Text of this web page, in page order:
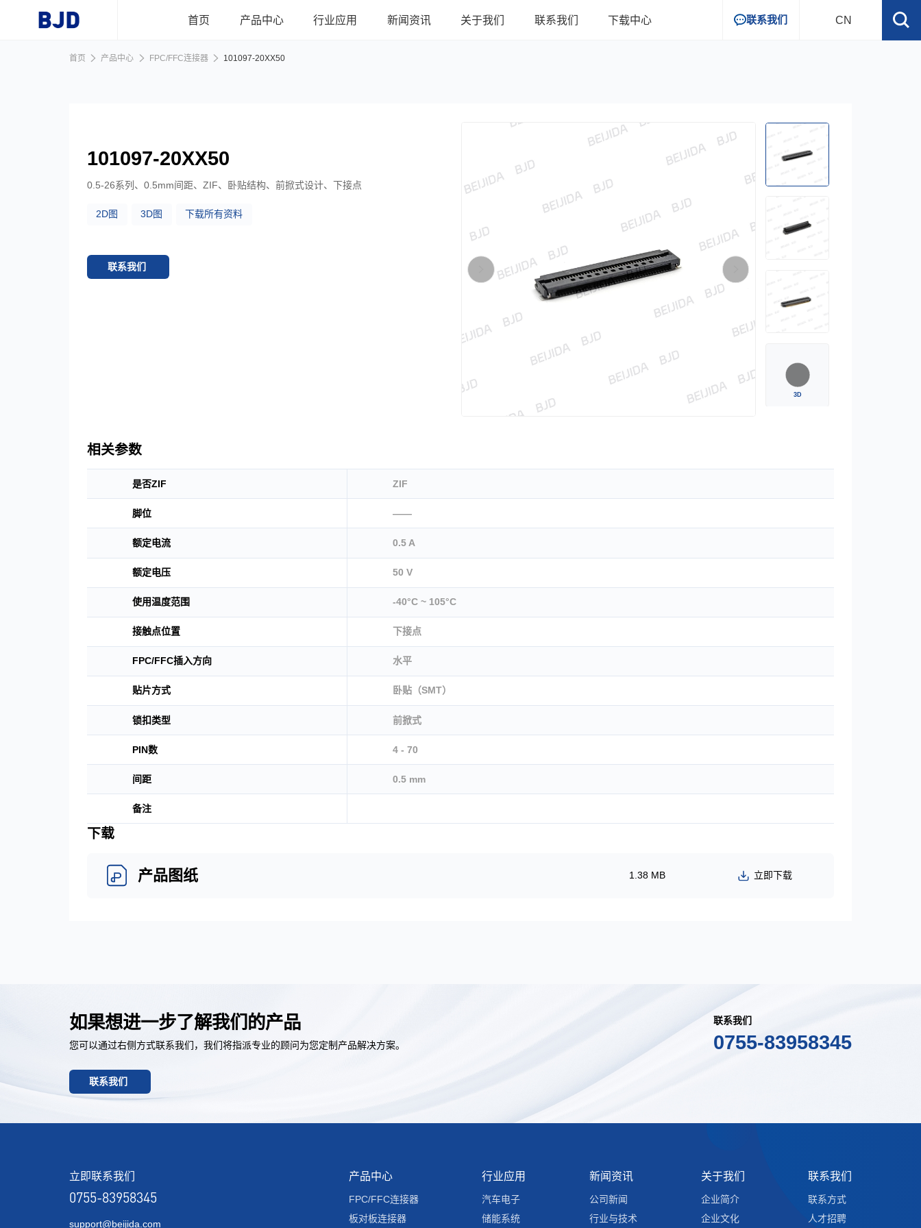
跳到主要内容 首页 产品中心 行业应用 新闻资讯 关于我们 联系我们 下载中心 联系我们 CN
首页 产品中心 FPC/FFC连接器 101097-20XX50
101097-20XX50
0.5-26系列、0.5mm间距、ZIF、卧贴结构、前掀式设计、下接点
2D图 3D图 下载所有资料
联系我们
相关参数
是否ZIF ZIF
脚位 ——
额定电流 0.5 A
额定电压 50 V
使用温度范围 -40°C ~ 105°C
接触点位置 下接点
FPC/FFC插入方向 水平
贴片方式 卧贴（SMT）
锁扣类型 前掀式
PIN数 4 - 70
间距 0.5 mm
备注
下载
产品图纸 1.38 MB 立即下载
如果想进一步了解我们的产品
您可以通过右侧方式联系我们，我们将指派专业的顾问为您定制产品解决方案。
联系我们
联系我们
0755-83958345
立即联系我们
0755-83958345
support@beijida.com
产品中心
FPC/FFC连接器
板对板连接器
行业应用
汽车电子
储能系统
新闻资讯
公司新闻
行业与技术
关于我们
企业简介
企业文化
联系我们
联系方式
人才招聘